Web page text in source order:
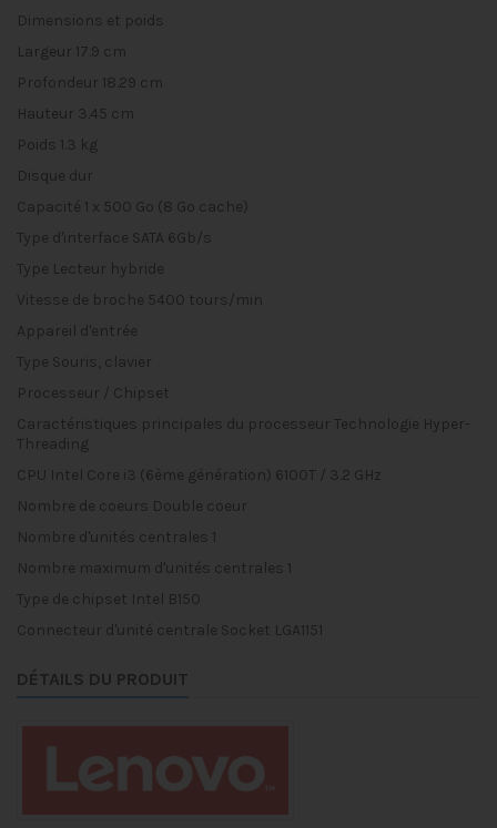
Dimensions et poids
Largeur 17.9 cm
Profondeur 18.29 cm
Hauteur 3.45 cm
Poids 1.3 kg
Disque dur
Capacité 1 x 500 Go (8 Go cache)
Type d'interface SATA 6Gb/s
Type Lecteur hybride
Vitesse de broche 5400 tours/min
Appareil d'entrée
Type Souris, clavier
Processeur / Chipset
Caractéristiques principales du processeur Technologie Hyper-
Threading
CPU Intel Core i3 (6ème génération) 6100T / 3.2 GHz
Nombre de coeurs Double coeur
Nombre d'unités centrales 1
Nombre maximum d'unités centrales 1
Type de chipset Intel B150
Connecteur d'unité centrale Socket LGA1151
DÉTAILS DU PRODUIT